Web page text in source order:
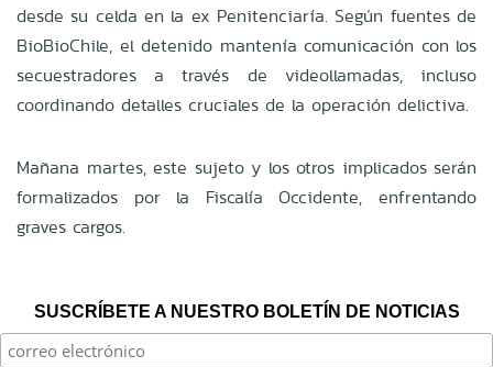
desde su celda en la ex Penitenciaría. Según fuentes de
BioBioChile, el detenido mantenía comunicación con los
secuestradores a través de videollamadas, incluso
coordinando detalles cruciales de la operación delictiva.
Mañana martes, este sujeto y los otros implicados serán
formalizados por la Fiscalía Occidente, enfrentando
graves cargos.
SUSCRÍBETE A NUESTRO BOLETÍN DE NOTICIAS